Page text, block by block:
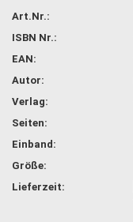
Art.Nr.:
ISBN Nr.:
EAN:
Autor:
Verlag:
Seiten:
Einband:
Größe:
Lieferzeit: